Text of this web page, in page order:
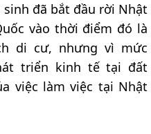
đã bắt đầu rời Nhật
vào thời điểm đó là
di cư, nhưng vì mức
triển kinh tế tại đất
việc làm việc tại Nhật